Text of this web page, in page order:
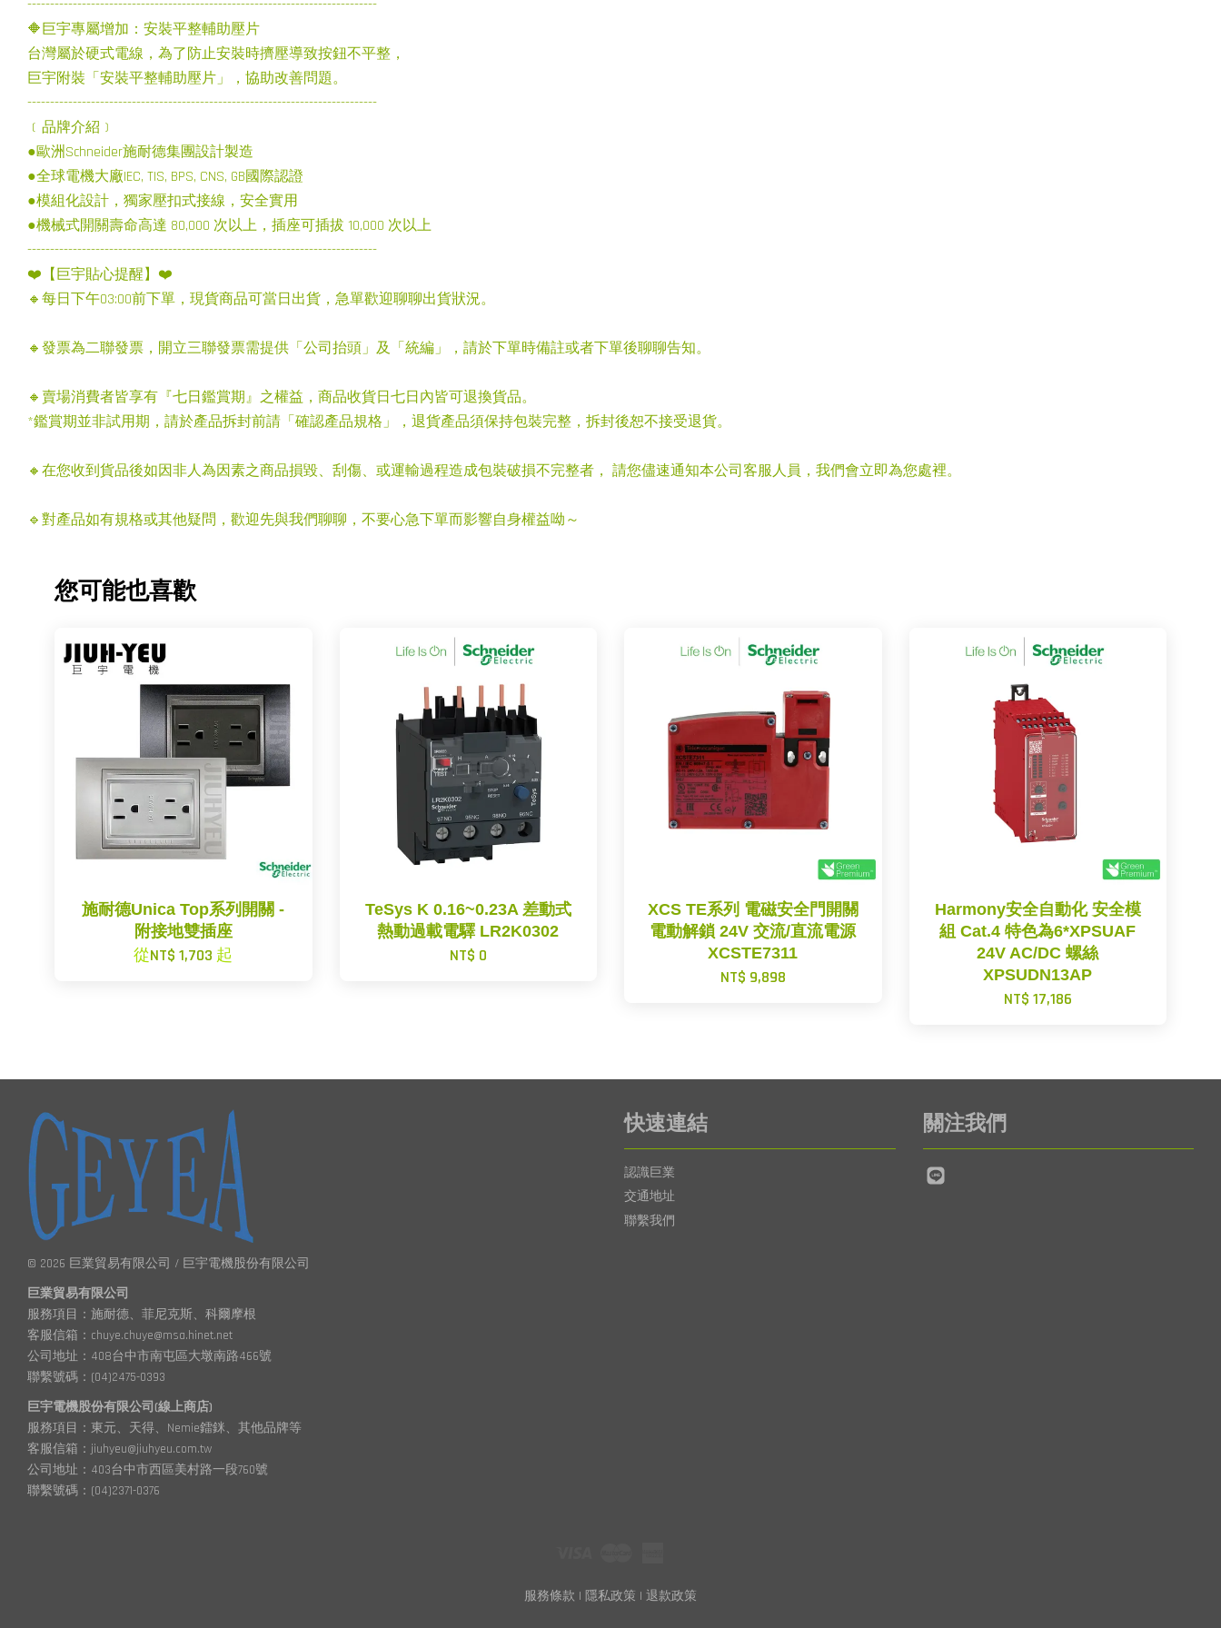
-----------------------------------------------------------------------------
🔶巨宇專屬增加：安裝平整輔助壓片
台灣屬於硬式電線，為了防止安裝時擠壓導致按鈕不平整，
巨宇附裝「安裝平整輔助壓片」，協助改善問題。
-----------------------------------------------------------------------------
﹝品牌介紹﹞
●歐洲Schneider施耐德集團設計製造
●全球電機大廠IEC, TIS, BPS, CNS, GB國際認證
●模組化設計，獨家壓扣式接線，安全實用
●機械式開關壽命高達 80,000 次以上，插座可插拔 10,000 次以上
-----------------------------------------------------------------------------
❤️【巨宇貼心提醒】❤️
🔸每日下午03:00前下單，現貨商品可當日出貨，急單歡迎聊聊出貨狀況。
🔸發票為二聯發票，開立三聯發票需提供「公司抬頭」及「統編」，請於下單時備註或者下單後聊聊告知。
🔸賣場消費者皆享有『七日鑑賞期』之權益，商品收貨日七日內皆可退換貨品。
*鑑賞期並非試用期，請於產品拆封前請「確認產品規格」，退貨產品須保持包裝完整，拆封後恕不接受退貨。
🔸在您收到貨品後如因非人為因素之商品損毀、刮傷、或運輸過程造成包裝破損不完整者， 請您儘速通知本公司客服人員，我們會立即為您處裡。
🔹對產品如有規格或其他疑問，歡迎先與我們聊聊，不要心急下單而影響自身權益呦～
您可能也喜歡
施耐德Unica Top系列開關 -
附接地雙插座
從NT$ 1,703 起
TeSys K 0.16~0.23A 差動式
熱動過載電驛 LR2K0302
NT$ 0
XCS TE系列 電磁安全門開關
電動解鎖 24V 交流/直流電源
XCSTE7311
NT$ 9,898
Harmony安全自動化 安全模
組 Cat.4 特色為6*XPSUAF
24V AC/DC 螺絲
XPSUDN13AP
NT$ 17,186
© 2026 巨業貿易有限公司 / 巨宇電機股份有限公司
巨業貿易有限公司
服務項目：施耐德、菲尼克斯、科爾摩根
客服信箱：chuye.chuye@msa.hinet.net
公司地址：408台中市南屯區大墩南路466號
聯繫號碼：(04)2475-0393
巨宇電機股份有限公司(線上商店)
服務項目：東元、天得、Nemie鐳銤、其他品牌等
客服信箱：jiuhyeu@jiuhyeu.com.tw
公司地址：403台中市西區美村路一段760號
聯繫號碼：(04)2371-0376
快速連結
認識巨業
交通地址
聯繫我們
關注我們
服務條款 | 隱私政策 | 退款政策